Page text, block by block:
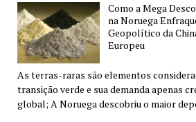
Como a Mega
na Noruega
Geopolítico da
Europeu
As terras-raras são elementos
transição verde e sua demanda apenas
global; A Noruega descobriu o maior